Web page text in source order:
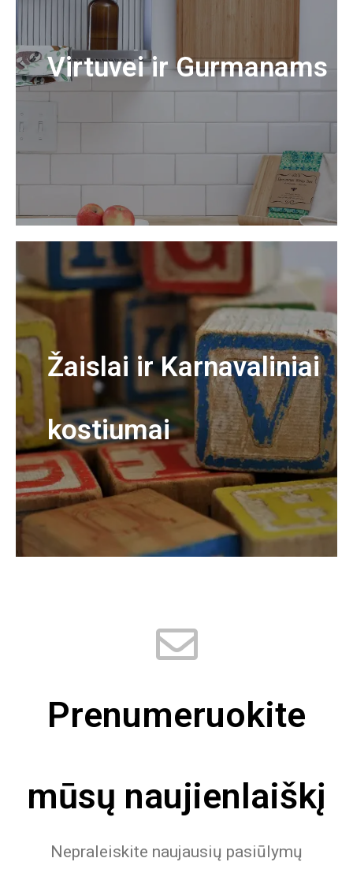
Virtuvei ir Gurmanams
Žaislai ir Karnavaliniai
kostiumai
Prenumeruokite
mūsų naujienlaiškį
Nepraleiskite naujausių pasiūlymų